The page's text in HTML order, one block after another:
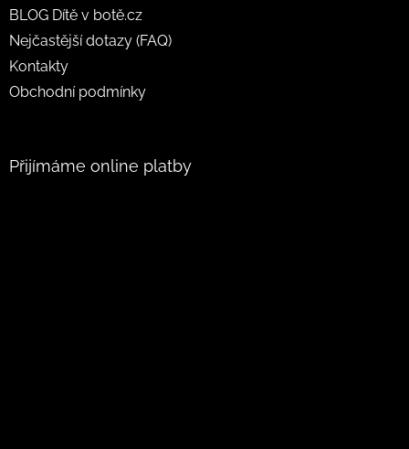
BLOG Dítě v botě.cz
Nejčastější dotazy (FAQ)
Kontakty
Obchodní podmínky
Přijímáme online platby